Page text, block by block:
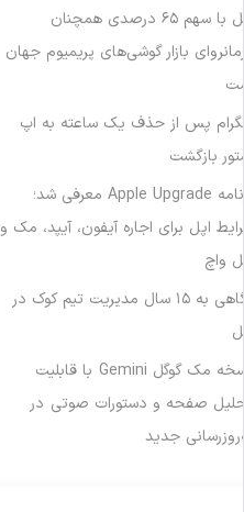
اپل با سهم ۶۵ درصدی همچنان
فرمانروای بازار گوشی‌های پریمیوم جهان
است
تلگرام پس از حذف یک ساعته به اپ
استور بازگشت
برنامه Apple Upgrade معرفی شد؛
شرایط اپل برای اجاره آیفون، آیپد، مک و
اپل واچ
نگاهی به ۱۵ سال مدیریت تیم کوک در
اپل
نسخه مک گوگل Gemini با قابلیت
تحلیل صفحه و دستورات صوتی در
به‌روزرسانی جدید